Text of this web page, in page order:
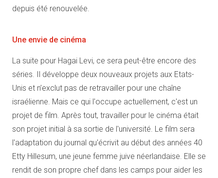
depuis été renouvelée.
Une envie de cinéma
La suite pour Hagai Levi, ce sera peut-être encore des
séries. Il développe deux nouveaux projets aux Etats-
Unis et n’exclut pas de retravailler pour une chaîne
israélienne. Mais ce qui l'occupe actuellement, c'est un
projet de film. Après tout, travailler pour le cinéma était
son projet initial à sa sortie de l'université. Le film sera
l'adaptation du journal qu'écrivit au début des années 40
Etty Hillesum, une jeune femme juive néerlandaise. Elle se
rendit de son propre chef dans les camps pour aider les